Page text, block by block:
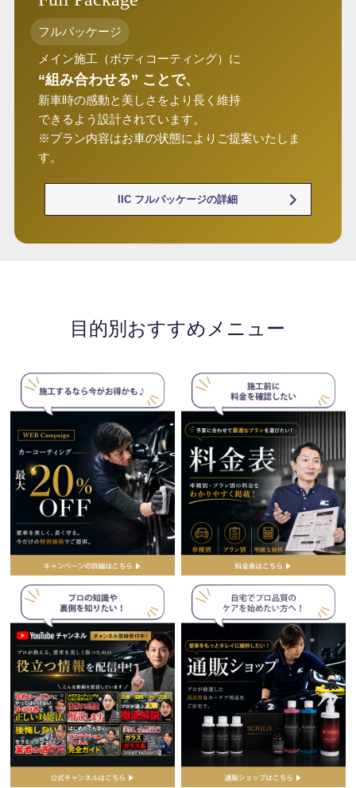
フルパッケージ
メイン施工（ボディコーティング）に
“組み合わせる” ことで、
新車時の感動と美しさをより長く維持
できるよう設計されています。
※プラン内容はお車の状態によりご提案いたしま
す。
IIC フルパッケージの詳細
目的別おすすめメニュー